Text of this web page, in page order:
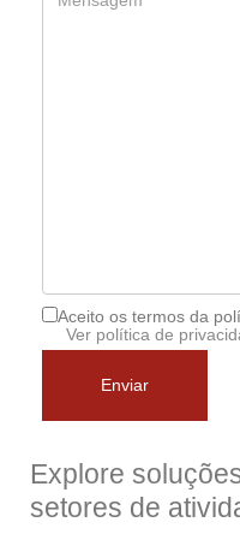
Aceito os termos da
Ver política de
Enviar
Explore
setores de